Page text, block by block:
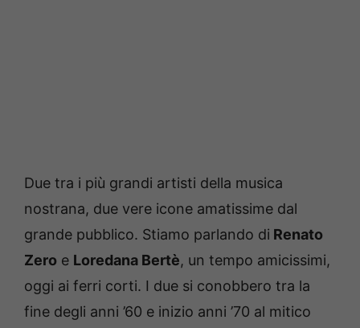
Due tra i più grandi artisti della musica
nostrana, due vere icone amatissime dal
grande pubblico. Stiamo parlando di Renato
Zero e Loredana Bertè, un tempo amicissimi,
oggi ai ferri corti. I due si conobbero tra la
fine degli anni ’60 e inizio anni ’70 al mitico